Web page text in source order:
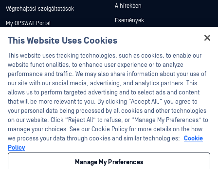
Végrehajtási szolgáltatások
My OPSWAT Portal
Műszaki dokumentáció
Képzések
Biztonsági sebezhetőségi program
Partnerek
Tanúsítvány
Technológiai partnerek
Channel partner program
A hírekben
Események
Fehér könyvek
©2026 OPSWAT . Minden jog fenntartva. OPSWAT, MetaDefender, Metascan,
MetaAccess, az OPSWAT , Trust no File. Trust No Device., OPSWAT , Protecting the
World's Critical Infrastructure, Deep CDR™ Technology, InQuest, az InQuest logó,
DFI, RetroHunt, Deep File Inspection és Join the Hunt az OPSWAT védjegyei. A
This Website Uses Cookies
This website uses tracking technologies, such as cookies, to enable our
website functionalities, to enhance user experience or to analyze
performance and traffic. We may also share information about your use of
our site with our social media, advertising, and analytics partners. This
allows us to perform targeted advertising and to select ads and content
that will be more relevant to you. By clicking “Accept All,” you agree to
your personal data being processed by all cookies and other technologies
on our website. Click “Reject All” to refuse, or “Manage My Preferences” to
manage your choices. See our Cookie Policy for more details on the how
we process your data through cookies and similar technologies: Cookie
Policy
Manage My Preferences
Hey there!
I'm Ozzy, your OPSWAT virtual assistant.
How can I help you secure what's critical
today?